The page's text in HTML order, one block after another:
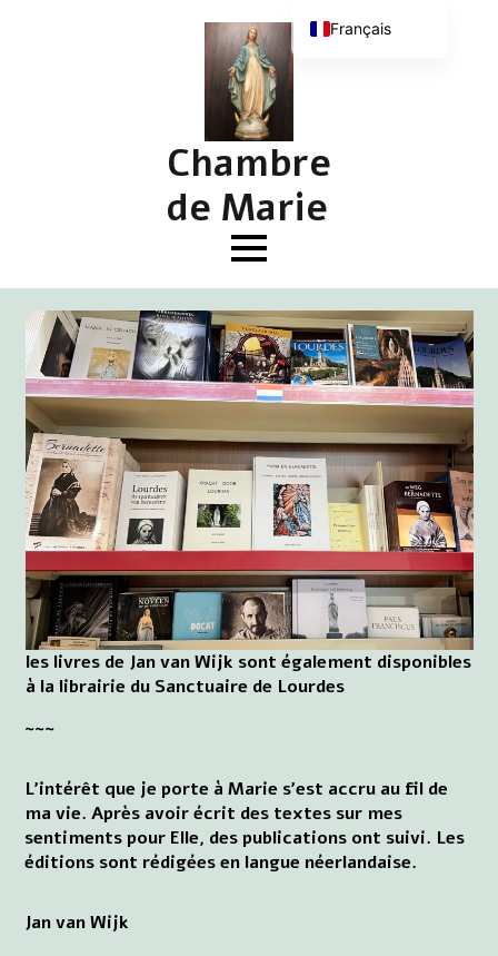
Chambre
de Marie
les livres de Jan van Wijk sont également disponibles
à la librairie du Sanctuaire de Lourdes
~~~
L'intérêt que je porte à Marie s'est accru au fil de
ma vie. Après avoir écrit des textes sur mes
sentiments pour Elle, des publications ont suivi. Les
éditions sont rédigées en langue néerlandaise.
Jan van Wijk
Français